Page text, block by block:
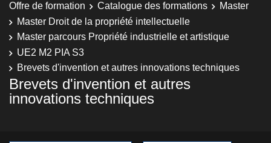
Offre de formation Catalogue des formations
Master
Master Droit de la propriété intellectuelle
Master parcours Propriété industrielle et artistique
UE2 M2 PIA S3
Brevets d'invention et autres innovations techniques
Brevets d'invention et autres
innovations techniques